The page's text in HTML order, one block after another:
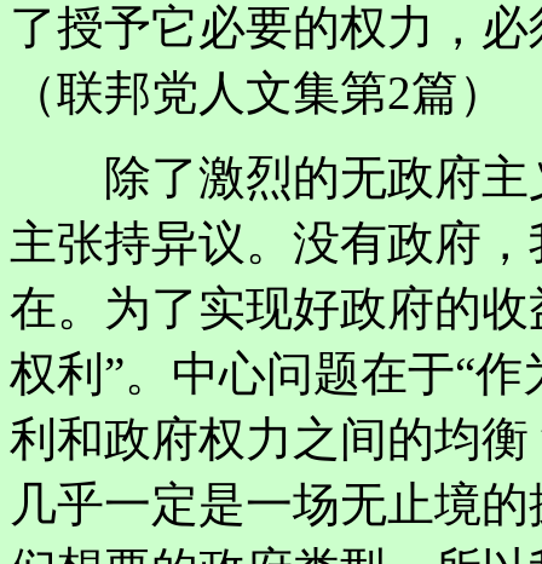
了授予它必要的权力，
（联邦党人文集第2篇）
除了激烈的无政府主
主张持异议。没有政府
在。为了实现好政府的
权利”。中心问题在于“
利和政府权力之间的均
几乎一定是一场无止境